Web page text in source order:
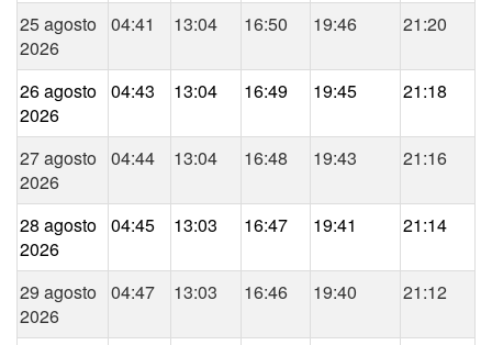
25 agosto
2026
04:41 13:04 16:50 19:46 21:20
26 agosto
2026
04:43 13:04 16:49 19:45 21:18
27 agosto
2026
04:44 13:04 16:48 19:43 21:16
28 agosto
2026
04:45 13:03 16:47 19:41 21:14
29 agosto
2026
04:47 13:03 16:46 19:40 21:12